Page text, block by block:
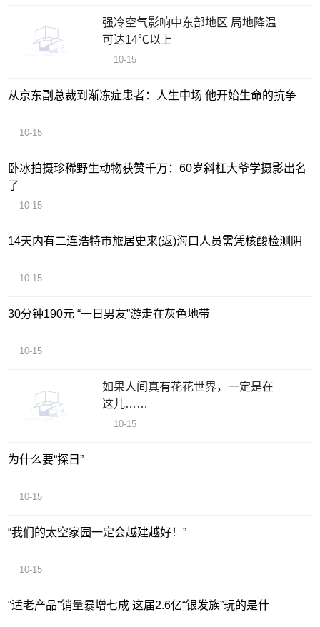
强冷空气影响中东部地区 局地降温
可达14℃以上
10-15
从京东副总裁到渐冻症患者：人生中场 他开始生命的抗争
10-15
卧冰拍摄珍稀野生动物获赞千万：60岁斜杠大爷学摄影出名
了
10-15
14天内有二连浩特市旅居史来(返)海口人员需凭核酸检测阴
10-15
30分钟190元 “一日男友”游走在灰色地带
10-15
如果人间真有花花世界，一定是在
这儿……
10-15
为什么要“探日”
10-15
“我们的太空家园一定会越建越好！”
10-15
“适老产品”销量暴增七成 这届2.6亿“银发族”玩的是什